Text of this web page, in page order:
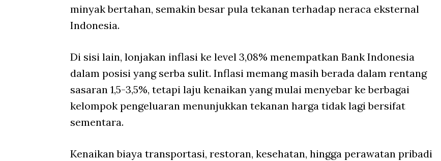
minyak bertahan, semakin besar pula tekanan terhadap neraca eksternal
Indonesia.
Di sisi lain, lonjakan inflasi ke level 3,08% menempatkan Bank Indonesia
dalam posisi yang serba sulit. Inflasi memang masih berada dalam rentang
sasaran 1,5-3,5%, tetapi laju kenaikan yang mulai menyebar ke berbagai
kelompok pengeluaran menunjukkan tekanan harga tidak lagi bersifat
sementara.
Kenaikan biaya transportasi, restoran, kesehatan, hingga perawatan pribadi